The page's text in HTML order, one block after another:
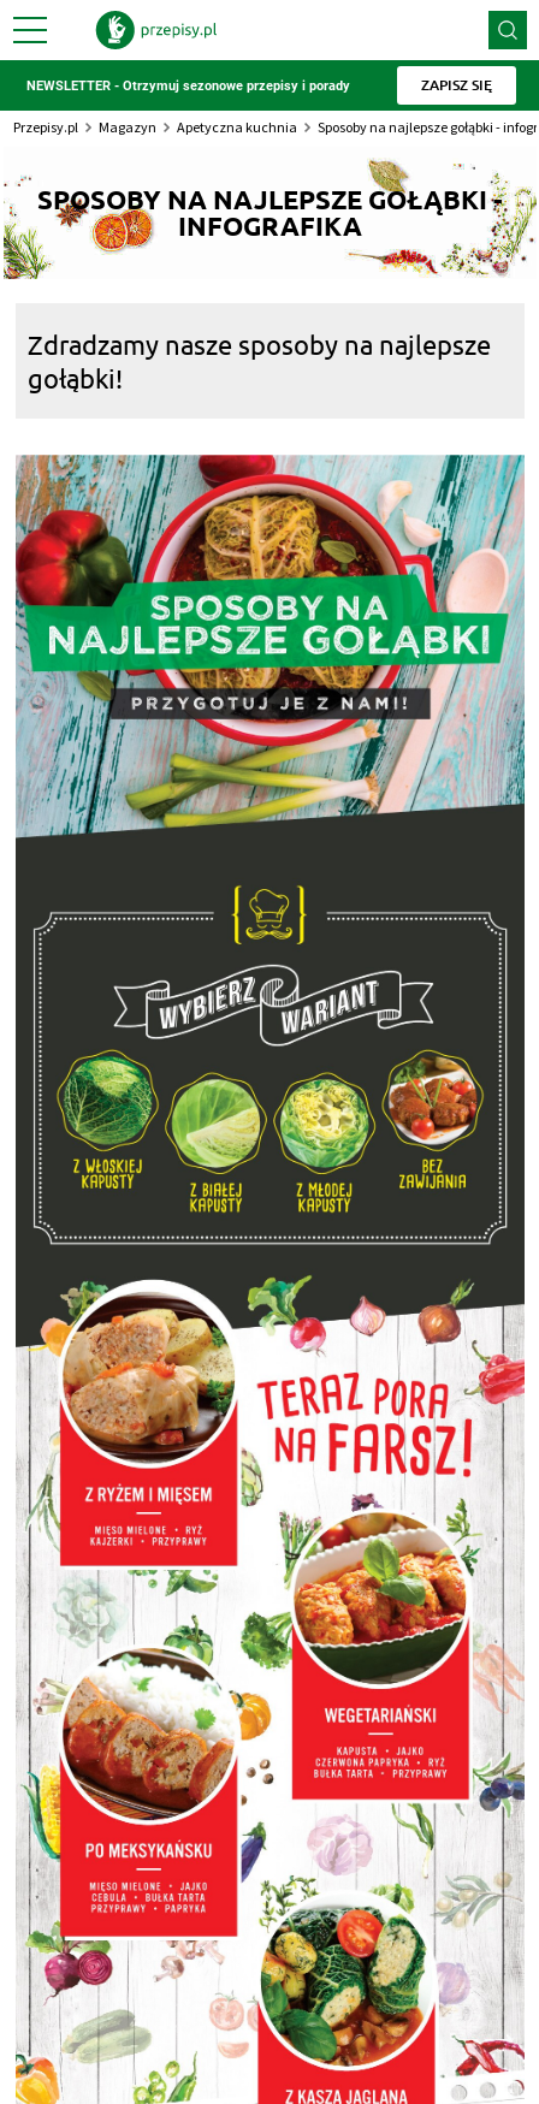
NEWSLETTER - Otrzymuj sezonowe przepisy i porady ZAPISZ SIĘ
Przepisy.pl Magazyn Apetyczna kuchnia Sposoby na najlepsze gołąbki -
SPOSOBY NA NAJLEPSZE GOŁĄBKI -
INFOGRAFIKA
Zdradzamy nasze sposoby na najlepsze
gołąbki!